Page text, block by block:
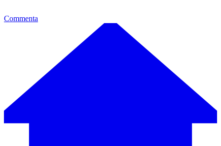
Commenta